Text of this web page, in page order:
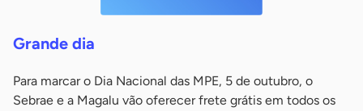
Grande dia
Para marcar o Dia Nacional das MPE, 5 de outubro, o
Sebrae e a Magalu vão oferecer frete grátis em todos os